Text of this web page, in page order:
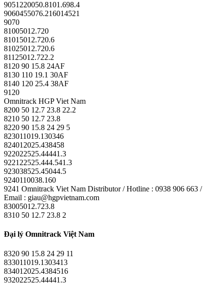
9051220050.8101.698.4
9060455076.216014521
9070
81005012.720
81015012.720.6
81025012.720.6
81125012.722.2
8120 90 15.8 24AF
8130 110 19.1 30AF
8140 120 25.4 38AF
9120
Omnitrack HGP Viet Nam
8200 50 12.7 23.8 22.2
8210 50 12.7 23.8
8220 90 15.8 24 29 5
823011019.130346
824012025.438458
922022525.44441.3
922122525.444.541.3
923038525.45044.5
9240110038.160
9241 Omnitrack Viet Nam Distributor / Hotline : 0938 906 663 /
Email : giau@hgpvietnam.com
83005012.723.8
8310 50 12.7 23.8 2
Đại lý Omnitrack Việt Nam
8320 90 15.8 24 29 11
833011019.1303413
834012025.4384516
932022525.44441.3